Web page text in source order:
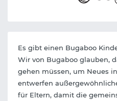
Es gibt einen Bugaboo
Wir von Bugaboo glauben,
gehen müssen, um Neues
entwerfen
für Eltern, damit die